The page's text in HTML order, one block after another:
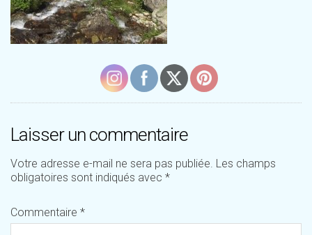
Laisser un commentaire
Votre adresse e-mail ne sera pas publiée. Les champs
obligatoires sont indiqués avec *
Commentaire *